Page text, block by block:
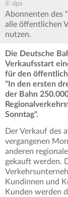
© dpa
Abonnenten des
alle öffentlichen
nutzen.
Die Deutsche
Verkaufsstart
für den
"In den ersten
der Bahn
Sonntag".
Der Verkauf des
vergangenen
anderen
gekauft werden.
Kundinnen und
Kunden werden